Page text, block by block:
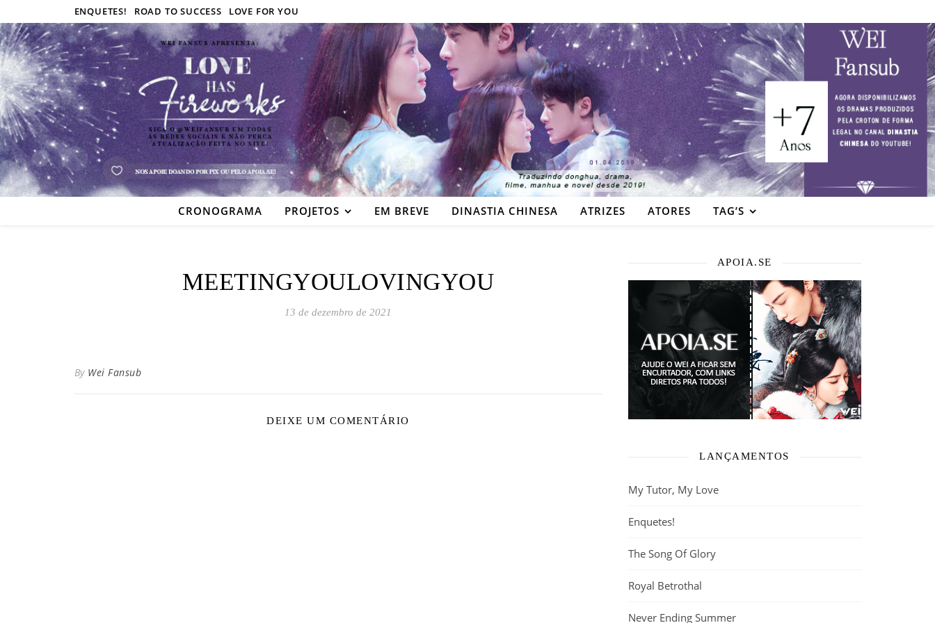
ENQUETES! ROAD TO SUCCESS LOVE FOR YOU
CRONOGRAMA PROJETOS EM BREVE DINASTIA CHINESA ATRIZES ATORES TAG’S
MEETINGYOULOVINGYOU
13 de dezembro de 2021
By Wei Fansub
DEIXE UM COMENTÁRIO
APOIA.SE
LANÇAMENTOS
My Tutor, My Love
Enquetes!
The Song Of Glory
Royal Betrothal
Never Ending Summer